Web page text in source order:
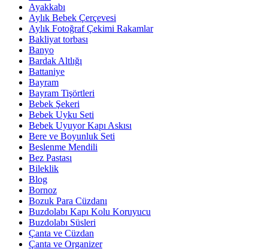
Ayakkabı
Aylık Bebek Çerçevesi
Aylık Fotoğraf Çekimi Rakamlar
Bakliyat torbası
Banyo
Bardak Altlığı
Battaniye
Bayram
Bayram Tişörtleri
Bebek Şekeri
Bebek Uyku Seti
Bebek Uyuyor Kapı Askısı
Bere ve Boyunluk Seti
Beslenme Mendili
Bez Pastası
Bileklik
Blog
Bornoz
Bozuk Para Cüzdanı
Buzdolabı Kapı Kolu Koruyucu
Buzdolabı Süsleri
Çanta ve Cüzdan
Çanta ve Organizer